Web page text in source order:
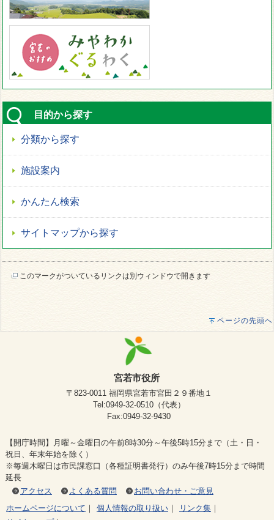
目的から探す
分類から探す
施設案内
かんたん検索
サイトマップから探す
このマークがついているリンクは別ウィンドウで開きます
ページの先頭へ
宮若市役所
〒823-0011 福岡県宮若市宮田２９番地１
Tel:0949-32-0510（代表）
Fax:0949-32-9430
【開庁時間】月曜～金曜日の午前8時30分～午後5時15分まで（土・日・
祝日、年末年始を除く）
※毎週木曜日は市民課窓口（各種証明書発行）のみ午後7時15分まで時間
延長
アクセス
よくある質問
お問い合わせ・ご意見
ホームページについて ｜ 個人情報の取り扱い ｜ リンク集 ｜